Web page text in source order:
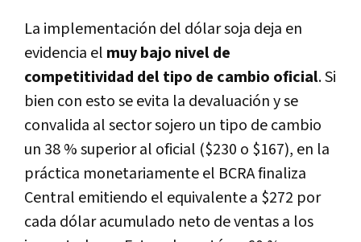
La implementación del dólar soja deja en
evidencia el muy bajo nivel de
competitividad del tipo de cambio oficial. Si
bien con esto se evita la devaluación y se
convalida al sector sojero un tipo de cambio
un 38 % superior al oficial ($230 o $167), en la
práctica monetariamente el BCRA finaliza
Central emitiendo el equivalente a $272 por
cada dólar acumulado neto de ventas a los